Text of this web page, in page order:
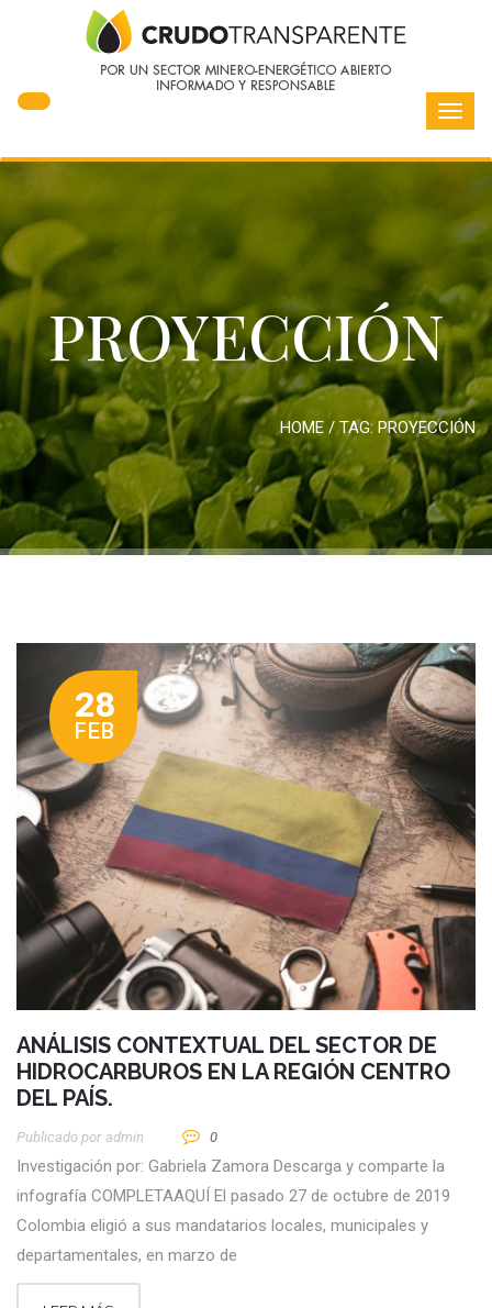
PROYECCIÓN
HOME / TAG:PROYECCIÓN
28
FEB
ANÁLISIS CONTEXTUAL DEL SECTOR DE
HIDROCARBUROS EN LA REGIÓN CENTRO
DEL PAÍS.
Publicado por Admin 0
Investigación por: Gabriela Zamora Descarga y comparte la
infografía COMPLETAAQUÍ El pasado 27 de octubre de 2019
Colombia eligió a sus mandatarios locales, municipales y
departamentales, en marzo de